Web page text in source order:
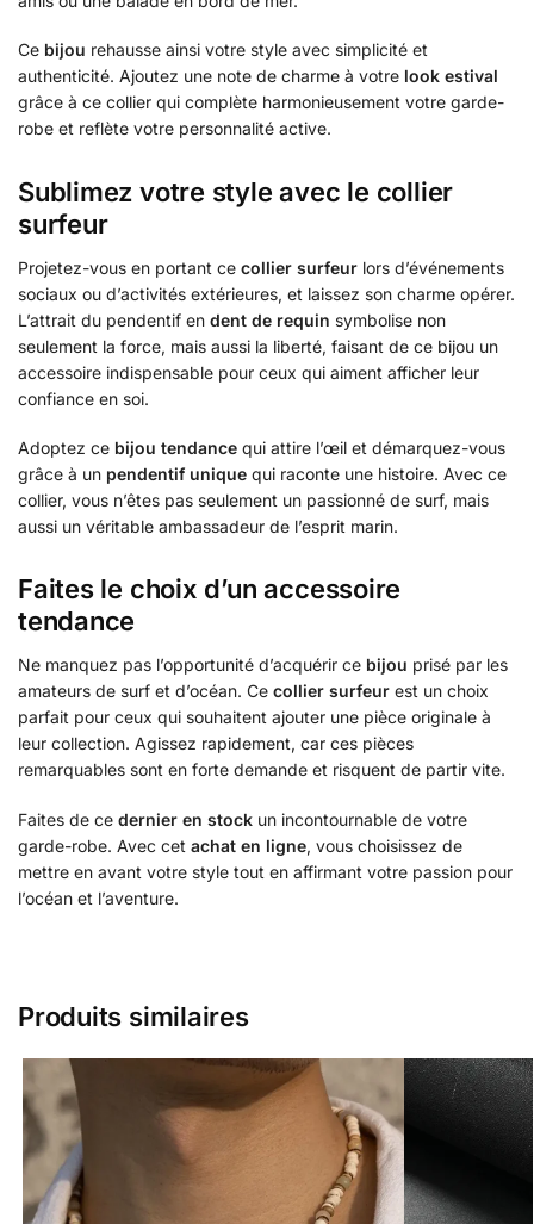
Ce bijou rehausse ainsi votre style avec simplicité et
authenticité. Ajoutez une note de charme à votre look estival
grâce à ce collier qui complète harmonieusement votre garde-
robe et reflète votre personnalité active.
Sublimez votre style avec le collier
surfeur
Projetez-vous en portant ce collier surfeur lors d’événements
sociaux ou d’activités extérieures, et laissez son charme opérer.
L’attrait du pendentif en dent de requin symbolise non
seulement la force, mais aussi la liberté, faisant de ce bijou un
accessoire indispensable pour ceux qui aiment afficher leur
confiance en soi.
Adoptez ce bijou tendance qui attire l’œil et démarquez-vous
grâce à un pendentif unique qui raconte une histoire. Avec ce
collier, vous n’êtes pas seulement un passionné de surf, mais
aussi un véritable ambassadeur de l’esprit marin.
Faites le choix d’un accessoire
tendance
Ne manquez pas l’opportunité d’acquérir ce bijou prisé par les
amateurs de surf et d’océan. Ce collier surfeur est un choix
parfait pour ceux qui souhaitent ajouter une pièce originale à
leur collection. Agissez rapidement, car ces pièces
remarquables sont en forte demande et risquent de partir vite.
Faites de ce dernier en stock un incontournable de votre
garde-robe. Avec cet achat en ligne, vous choisissez de
mettre en avant votre style tout en affirmant votre passion pour
l’océan et l’aventure.
Produits similaires